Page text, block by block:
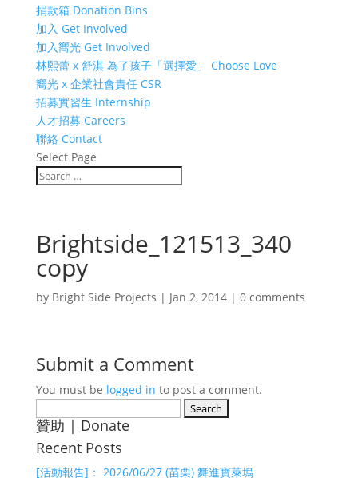
捐款箱 Donation Bins
加入 Get Involved
加入嚮光 Get Involved
林熙蕾 x 舒淇 為了孩子「選擇愛」 Choose Love
嚮光 x 企業社會責任 CSR
招募實習生 Internship
人才招募 Careers
聯絡 Contact
Select Page
Brightside_121513_340
copy
by Bright Side Projects | Jan 2, 2014| 0 comments
Submit a Comment
You must be logged in to post a comment.
for:
贊助 | Donate
Recent Posts
[活動報告]： 2026/06/27 (苗栗) 舞進寶萊塢